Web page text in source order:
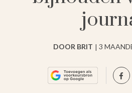
DOOR BRIT 3